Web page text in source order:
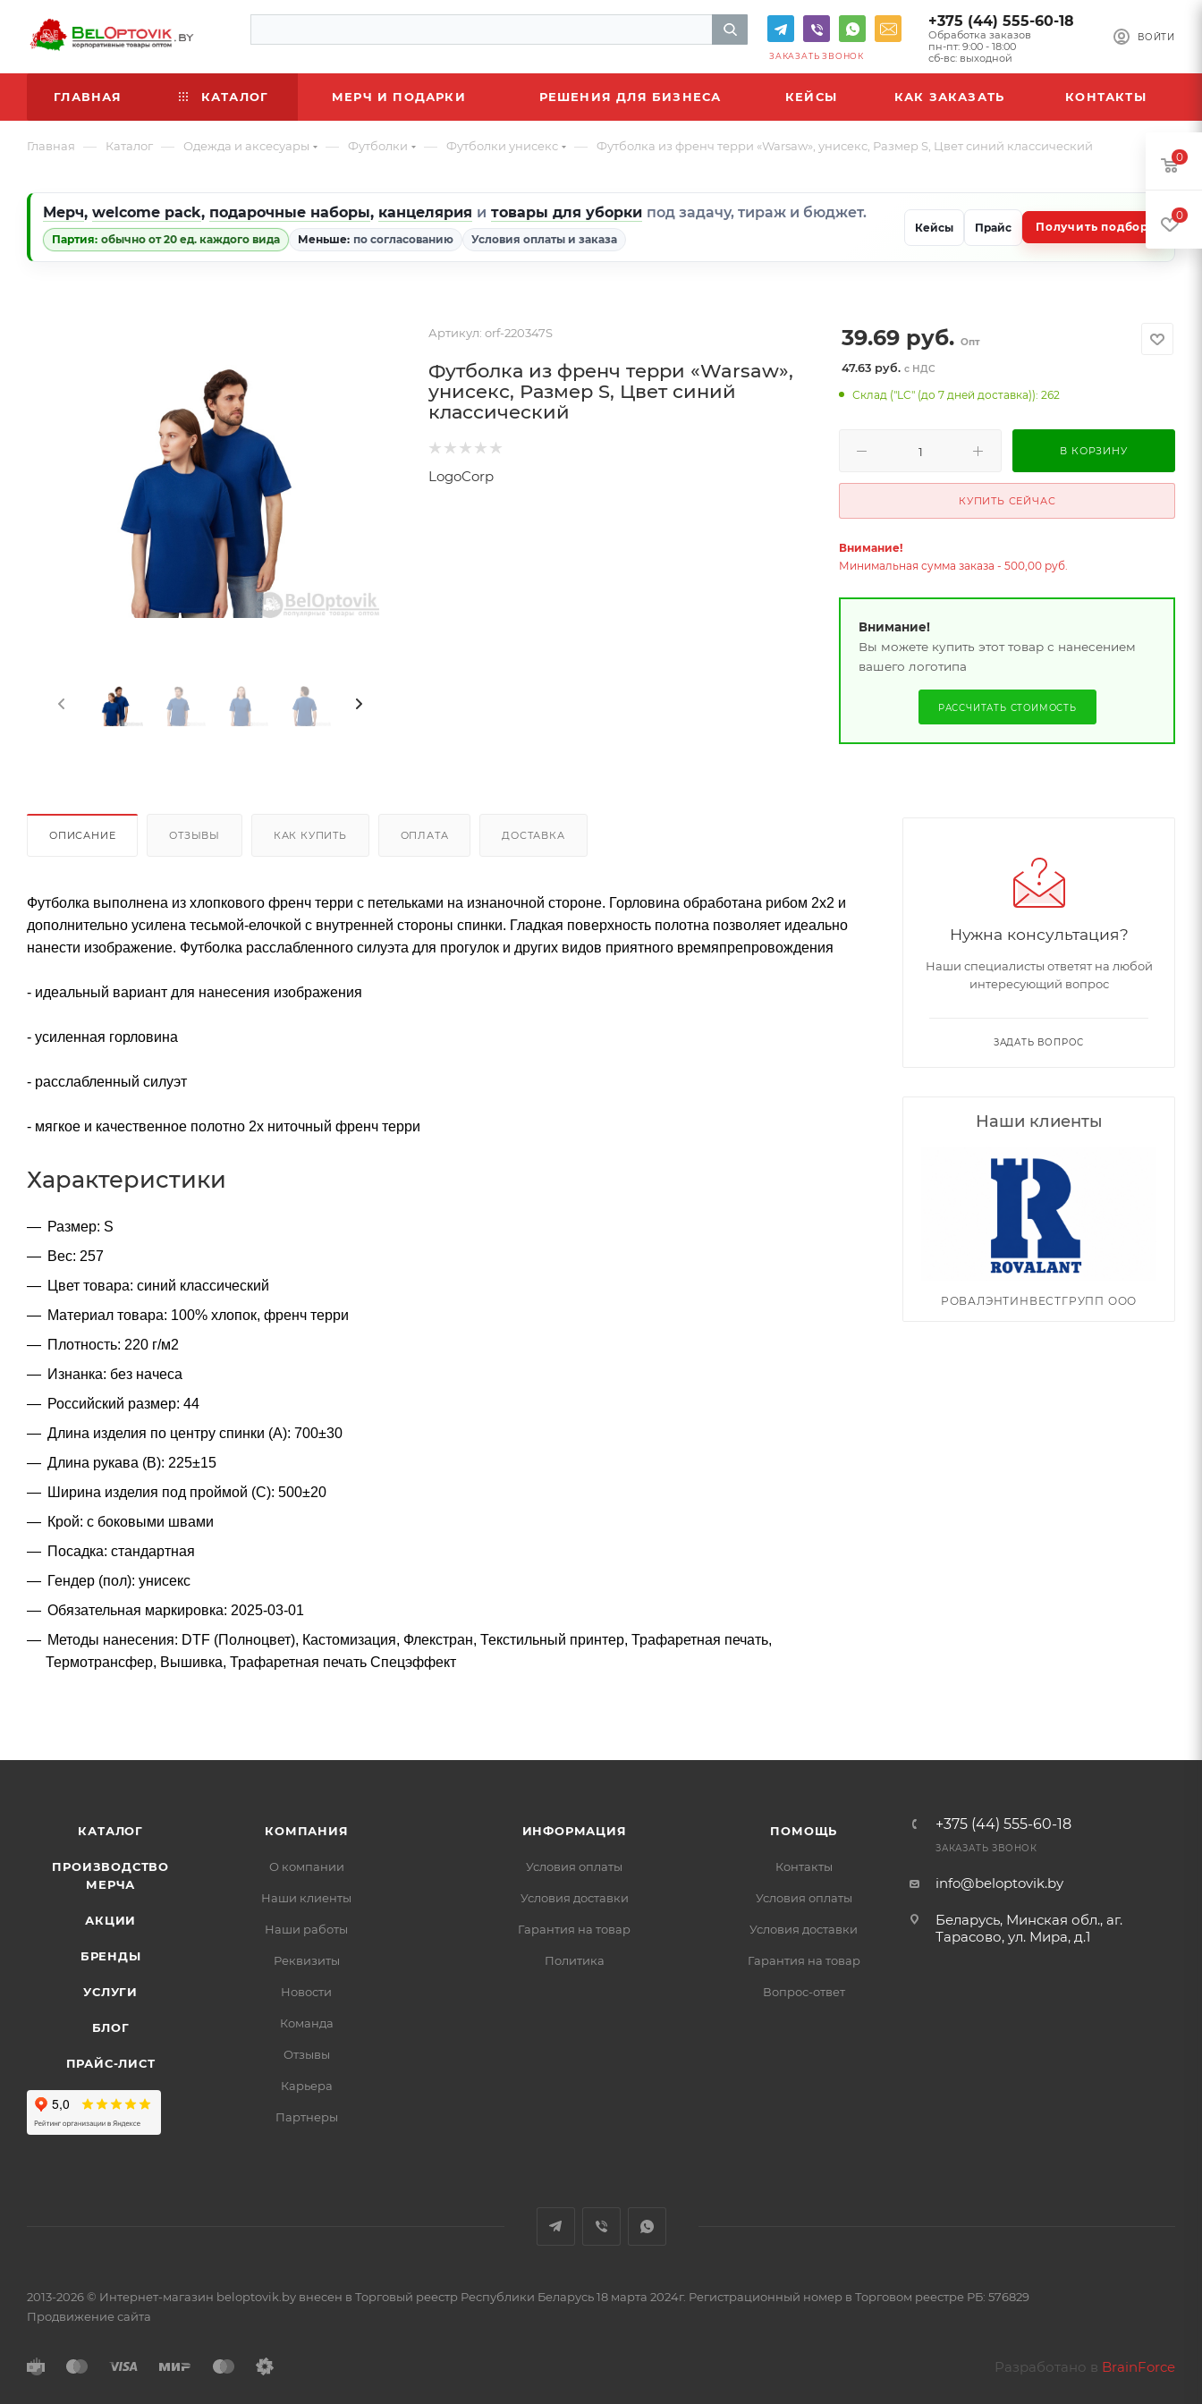
ВОЙТИ
+375 (44) 555-60-18
Обработка заказов
пн-пт: 9:00 - 18:00
сб-вс: выходной
ЗАКАЗАТЬ ЗВОНОК
ГЛАВНАЯ КАТАЛОГ МЕРЧ И ПОДАРКИ РЕШЕНИЯ ДЛЯ БИЗНЕСА КЕЙСЫ КАК ЗАКАЗАТЬ КОНТАКТЫ
Главная — Каталог — Одежда и аксесуары — Футболки — Футболки унисекс — Футболка из френч терри «Warsaw», унисекс, Размер S, Цвет синий классический
Мерч, welcome pack, подарочные наборы, канцелярия и товары для уборки под задачу, тираж и бюджет.
Партия: обычно от 20 ед. каждого вида Меньше: по согласованию Условия оплаты и заказа
Кейсы Прайс Получить подбор
Артикул: orf-220347S
Футболка из френч терри «Warsaw»,
унисекс, Размер S, Цвет синий
классический
LogoCorp
39.69 руб. Опт
47.63 руб.с НДС
Склад ("LC" (до 7 дней доставка)): 262
В КОРЗИНУ
КУПИТЬ СЕЙЧАС
Внимание!
Минимальная сумма заказа - 500,00 руб.
Внимание!
Вы можете купить этот товар с нанесением
вашего логотипа
РАССЧИТАТЬ СТОИМОСТЬ
ОПИСАНИЕ ОТЗЫВЫ КАК КУПИТЬ ОПЛАТА ДОСТАВКА
Футболка выполнена из хлопкового френч терри с петельками на изнаночной стороне. Горловина обработана рибом 2х2 и
дополнительно усилена тесьмой-елочкой с внутренней стороны спинки. Гладкая поверхность полотна позволяет идеально
нанести изображение. Футболка расслабленного силуэта для прогулок и других видов приятного времяпрепровождения
- идеальный вариант для нанесения изображения
- усиленная горловина
- расслабленный силуэт
- мягкое и качественное полотно 2х ниточный френч терри
Характеристики
Размер: S
Вес: 257
Цвет товара: синий классический
Материал товара: 100% хлопок, френч терри
Плотность: 220 г/м2
Изнанка: без начеса
Российский размер: 44
Длина изделия по центру спинки (A): 700±30
Длина рукава (B): 225±15
Ширина изделия под проймой (С): 500±20
Крой: с боковыми швами
Посадка: стандартная
Гендер (пол): унисекс
Обязательная маркировка: 2025-03-01
Методы нанесения: DTF (Полноцвет), Кастомизация, Флекстран, Текстильный принтер, Трафаретная печать,
Термотрансфер, Вышивка, Трафаретная печать Спецэффект
Нужна консультация?
Наши специалисты ответят на любой
интересующий вопрос
ЗАДАТЬ ВОПРОС
Наши клиенты
РОВАЛЭНТИНВЕСТГРУПП ООО
КАТАЛОГ
ПРОИЗВОДСТВО
МЕРЧА
АКЦИИ
БРЕНДЫ
УСЛУГИ
БЛОГ
ПРАЙС-ЛИСТ
КОМПАНИЯ
О компании
Наши клиенты
Наши работы
Реквизиты
Новости
Команда
Отзывы
Карьера
Партнеры
ИНФОРМАЦИЯ
Условия оплаты
Условия доставки
Гарантия на товар
Политика
ПОМОЩЬ
Контакты
Условия оплаты
Условия доставки
Гарантия на товар
Вопрос-ответ
+375 (44) 555-60-18
ЗАКАЗАТЬ ЗВОНОК
info@beloptovik.by
Беларусь, Минская обл., аг.
Тарасово, ул. Мира, д.1
2013-2026 © Интернет-магазин beloptovik.by внесен в Торговый реестр Республики Беларусь 18 марта 2024г. Регистрационный номер в Торговом реестре РБ: 576829
Продвижение сайта
Разработано в BrainForce
0
0